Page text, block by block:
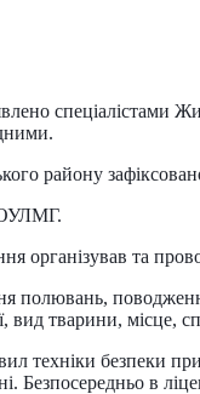
спеціалістами
району
організував та
полювань,
вид тварини,
техніки безпеки
в